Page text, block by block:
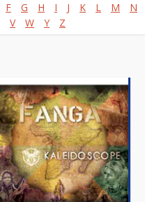
F G H I J K L M
N
V W Y Z